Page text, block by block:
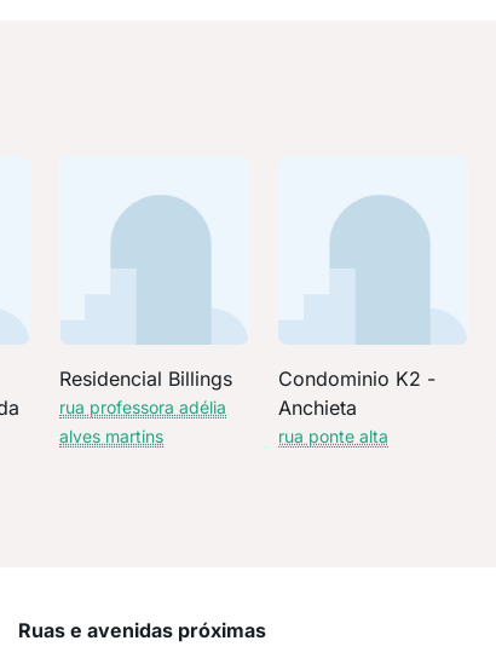
Residencial Billings
rua professora adélia
alves martins
Condominio K2 -
Anchieta
rua ponte alta
Ruas e avenidas próximas